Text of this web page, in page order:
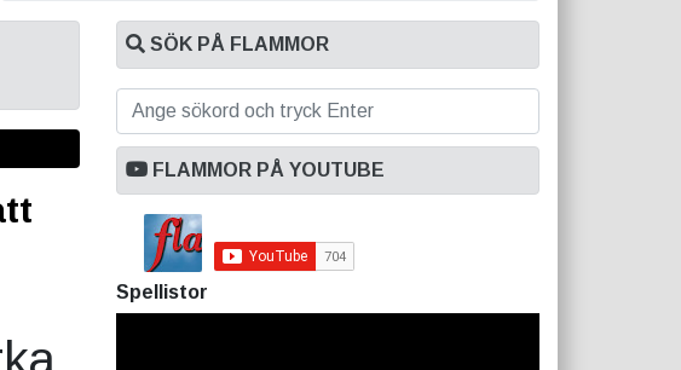
SÖK PÅ FLAMMOR
FLAMMOR PÅ YOUTUBE
Spellistor